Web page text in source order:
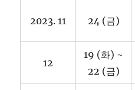
2023. 11 24 (금)
12
19 (화) ~
22 (금)